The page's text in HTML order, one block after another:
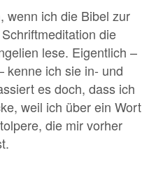
wenn ich die Bibel zur
die
lese. Eigentlich –
kenne ich sie in- und
es doch, dass ich
weil ich über ein Wort
die mir vorher